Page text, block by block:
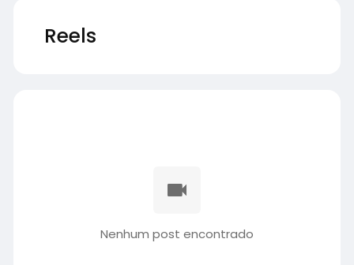
Reels
Nenhum post encontrado